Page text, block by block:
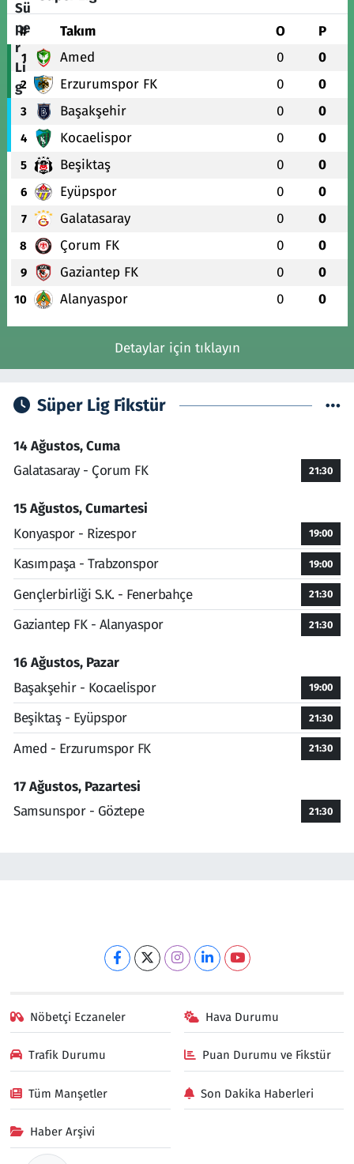
# Takım O P
1 Amed 0 0
2 Erzurumspor FK 0 0
3 Başakşehir 0 0
4 Kocaelispor 0 0
5 Beşiktaş 0 0
6 Eyüpspor 0 0
7 Galatasaray 0 0
8 Çorum FK 0 0
9 Gaziantep FK 0 0
10 Alanyaspor 0 0
Detaylar için tıklayın
Süper Lig Fikstür
14 Ağustos, Cuma
Galatasaray - Çorum FK
21:30
15 Ağustos, Cumartesi
Konyaspor - Rizespor
19:00
Kasımpaşa - Trabzonspor 19:00
Gençlerbirliği S.K. - Fenerbahçe 21:30
Gaziantep FK - Alanyaspor 21:30
16 Ağustos, Pazar
Başakşehir - Kocaelispor
19:00
Beşiktaş - Eyüpspor 21:30
Amed - Erzurumspor FK 21:30
17 Ağustos, Pazartesi
Samsunspor - Göztepe
21:30
Nöbetçi Eczaneler Hava Durumu
Trafik Durumu Puan Durumu ve Fikstür
Tüm Manşetler Son Dakika Haberleri
Haber Arşivi